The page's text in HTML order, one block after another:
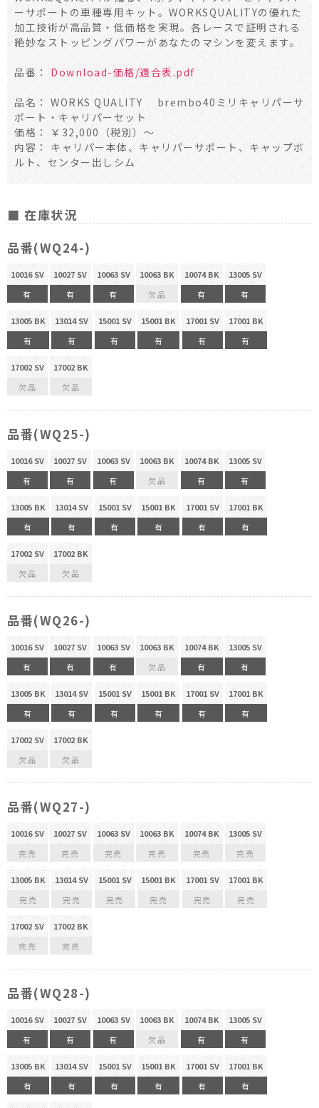
ーサポートの車種専用キット。WORKSQUALITYの優れた
加工技術が高品質・低価格を実現。各レースで証明される
絶妙なストッピングパワーがあなたのマシンを変えます。
品番：Download-価格/適合表.pdf
品名： WORKS QUALITY brembo40ミリキャリパーサ
ポート・キャリパーセット
価格： ￥32,000（税別）～
内容： キャリパー本体、キャリパーサポート、キャップボ
ルト、センター出しシム
■ 在庫状況
品番(WQ24-)
10016 SV
有
10027 SV
有
10063 SV
有
10063 BK
欠品
10074 BK
有
13005 SV
有
13005 BK
有
13014 SV
有
15001 SV
有
15001 BK
有
17001 SV
有
17001 BK
有
17002 SV
欠品
17002 BK
欠品
品番(WQ25-)
10016 SV
有
10027 SV
有
10063 SV
有
10063 BK
欠品
10074 BK
有
13005 SV
有
13005 BK
有
13014 SV
有
15001 SV
有
15001 BK
有
17001 SV
有
17001 BK
有
17002 SV
欠品
17002 BK
欠品
品番(WQ26-)
10016 SV
有
10027 SV
有
10063 SV
有
10063 BK
欠品
10074 BK
有
13005 SV
有
13005 BK
有
13014 SV
有
15001 SV
有
15001 BK
有
17001 SV
有
17001 BK
有
17002 SV
欠品
17002 BK
欠品
品番(WQ27-)
10016 SV
完売
10027 SV
完売
10063 SV
完売
10063 BK
完売
10074 BK
完売
13005 SV
完売
13005 BK
完売
13014 SV
完売
15001 SV
完売
15001 BK
完売
17001 SV
完売
17001 BK
完売
17002 SV
完売
17002 BK
完売
品番(WQ28-)
10016 SV
有
10027 SV
有
10063 SV
有
10063 BK
欠品
10074 BK
有
13005 SV
有
13005 BK
有
13014 SV
有
15001 SV
有
15001 BK
有
17001 SV
有
17001 BK
有